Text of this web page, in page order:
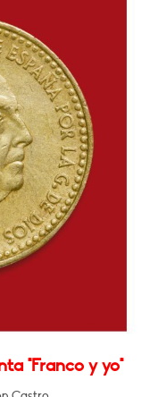
"Franco y yo"